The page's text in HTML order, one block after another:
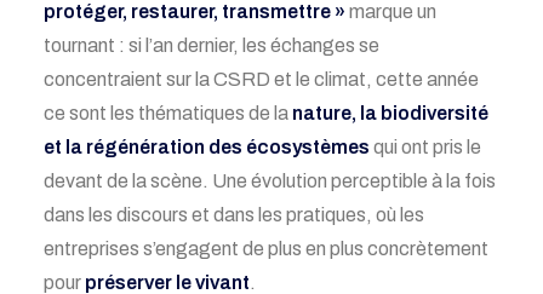
protéger, restaurer, transmettre » marque un
tournant : si l’an dernier, les échanges se
concentraient sur la CSRD et le climat, cette année
ce sont les thématiques de la nature, la biodiversité
et la régénération des écosystèmes qui ont pris le
devant de la scène. Une évolution perceptible à la fois
dans les discours et dans les pratiques, où les
entreprises s’engagent de plus en plus concrètement
pour préserver le vivant.